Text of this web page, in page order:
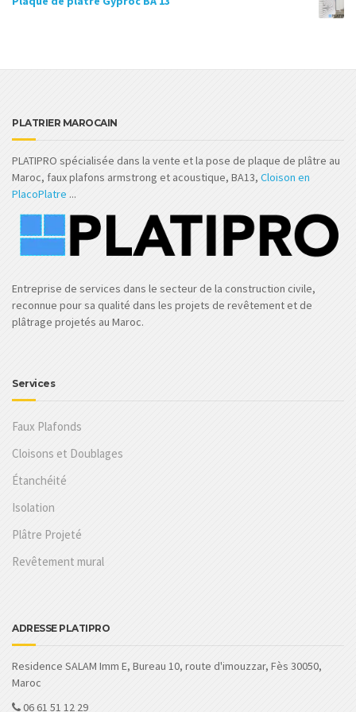
PLATRIER MAROCAIN
PLATIPRO spécialisée dans la vente et la pose de plaque de plâtre au
Maroc, faux plafons armstrong et acoustique, BA13, Cloison en
PlacoPlatre ...
Entreprise de services dans le secteur de la construction civile,
reconnue pour sa qualité dans les projets de revêtement et de
plâtrage projetés au Maroc.
Services
Faux Plafonds
Cloisons et Doublages
Étanchéité
Isolation
Plâtre Projeté
Revêtement mural
ADRESSE PLATIPRO
Residence SALAM Imm E, Bureau 10, route d'imouzzar, Fès 30050,
Maroc
06 61 51 12 29